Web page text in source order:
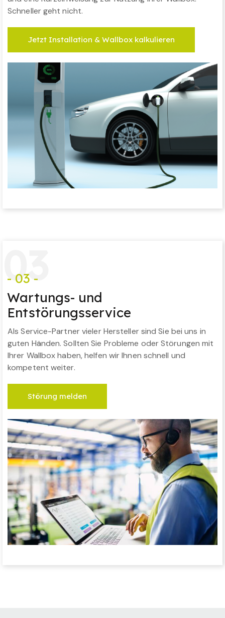
Schneller geht nicht.
Jetzt Installation & Wallbox kalkulieren
03
- 03 -
Wartungs- und
Entstörungsservice
Als Service-Partner vieler Hersteller sind Sie bei uns in
guten Händen. Sollten Sie Probleme oder Störungen mit
Ihrer Wallbox haben, helfen wir Ihnen schnell und
kompetent weiter.
Störung melden